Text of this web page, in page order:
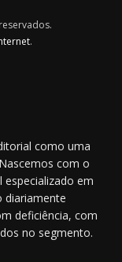
.
como uma
com o
em
diariamente
deficiência, com
no segmento.